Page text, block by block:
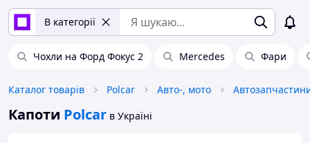
В категорії
Чохли на Форд Фокус 2 Mercedes Фари
Каталог товарів Polcar Авто-, мото
Капоти Polcar в Україні